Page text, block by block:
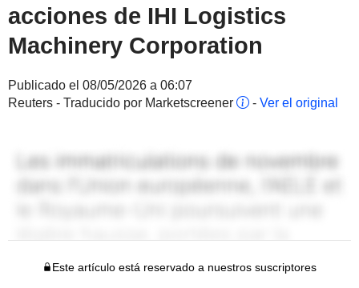
acciones de IHI Logistics
Machinery Corporation
Publicado el 08/05/2026 a 06:07
Reuters - Traducido por Marketscreener
- Ver el original
Este artículo está reservado a nuestros suscriptores